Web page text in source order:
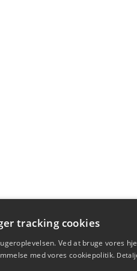
tracking cookies
Ved at bruge vores
med vores cookiepolitik.